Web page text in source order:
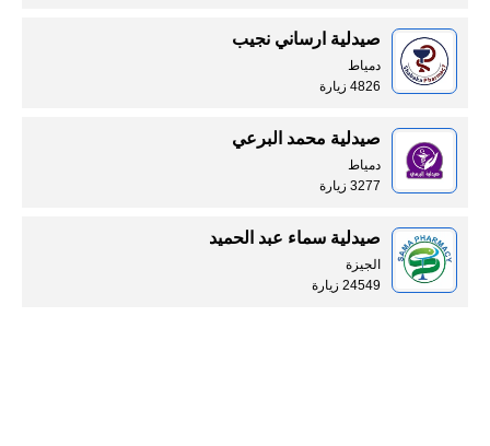
صيدلية ارساني نجيب
دمياط
4826 زيارة
صيدلية محمد البرعي
دمياط
3277 زيارة
صيدلية سماء عبد الحميد
الجيزة
24549 زيارة